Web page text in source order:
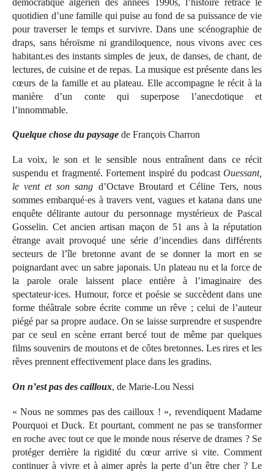
quotidien d’une famille qui puise au fond de sa puissance de vie
pour traverser le temps et survivre. Dans une scénographie de
draps, sans héroïsme ni grandiloquence, nous vivons avec ces
habitant.es des instants simples de jeux, de danses, de chant, de
lectures, de cuisine et de repas. La musique est présente dans les
cœurs de la famille et au plateau. Elle accompagne le récit à la
manière d’un conte qui superpose l’anecdotique et
l’innommable.
Quelque chose du paysage de François Charron
La voix, le son et le sensible nous entraînent dans ce récit
suspendu et fragmenté. Fortement inspiré du podcast Ouessant,
le vent et son sang d’Octave Broutard et Céline Ters, nous
sommes embarqué·es à travers vent, vagues et katana dans une
enquête délirante autour du personnage mystérieux de Pascal
Gosselin. Cet ancien artisan maçon de 51 ans à la réputation
étrange avait provoqué une série d’incendies dans différents
secteurs de l’île bretonne avant de se donner la mort en se
poignardant avec un sabre japonais. Un plateau nu et la force de
la parole orale laissent place entière à l’imaginaire des
spectateur·ices. Humour, force et poésie se succèdent dans une
forme théâtrale sobre écrite comme un rêve ; celui de l’auteur
piégé par sa propre audace. On se laisse surprendre et suspendre
par ce seul en scène errant bercé tout de même par quelques
films souvenirs de moutons et de côtes bretonnes. Les rires et les
rêves prennent effectivement place dans les gradins.
On n’est pas des cailloux, de Marie-Lou Nessi
« Nous ne sommes pas des cailloux ! », revendiquent Madame
Pourquoi et Duck. Et pourtant, comment ne pas se transformer
en roche avec tout ce que le monde nous réserve de drames ? Se
protéger derrière la rigidité du cœur arrive si vite. Comment
continuer à vivre et à aimer après la perte d’un être cher ? Le